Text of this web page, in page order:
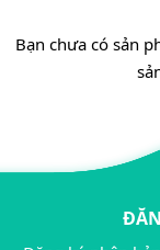
Bạn chưa có sản